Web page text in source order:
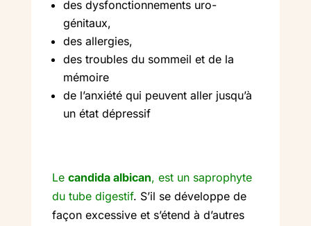
des dysfonctionnements uro-
génitaux,
des allergies,
des troubles du sommeil et de la
mémoire
de l’anxiété qui peuvent aller jusqu’à
un état dépressif
Le candida albican, est un saprophyte
du tube digestif. S’il se développe de
façon excessive et s’étend à d’autres